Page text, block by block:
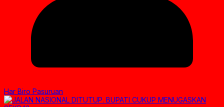
Har Biro Pasuruan